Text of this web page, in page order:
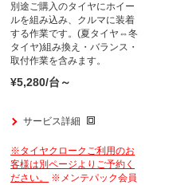
別途ご購入のタイヤにホイー
ルを組み込み、クルマに装着
する作業です。(夏タイヤ⇔冬
タイヤ)​組み換え・バランス・
取付作業を含みます。
¥5,280/台～
サービス詳細
※タイヤクロークご利用のお
客様は別ページよりご予約く
ださい。
※メンテパック会員